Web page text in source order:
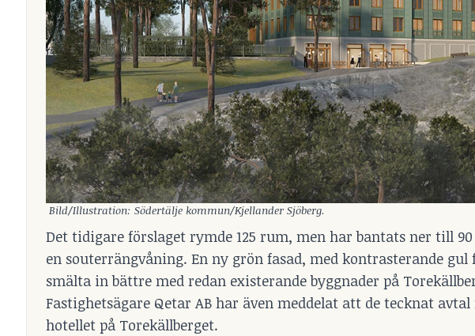
Bild/Illustration: Södertälje kommun/Kjellander Sjöberg.
Det tidigare förslaget rymde 125 rum, men har bantats ner till
en souterrängvåning. En ny grön fasad, med kontrasterande
smälta in bättre med redan existerande byggnader på
Fastighetsägare Qetar AB har även meddelat att de tecknat
hotellet på Torekällberget.